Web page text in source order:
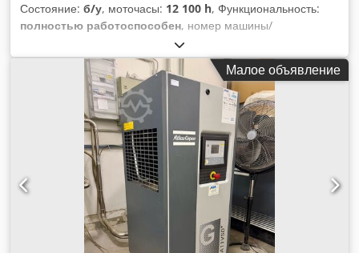
Состояние: б/у, моточасы: 12 100 h, Функциональность:
полностью работоспособен, номер машины/
010460
продажу высокопроизводительный промышленный
компрессор марки Atlas Copco. Оборудование бывшее в
употреблении, регулярно обслуживалось
квалифицированным персоналом и готово к немедленному
использованию. Технические характеристики: Тип: GA37
VSD+ FF (технология VSD+ для максимальной
энергоэффективности) Наработка: 12 100 часов Состояние:
Бывшее в употреблении, в отличном состоянии и готово к
немедленному использованию. Dsdpfjzdqz Dox Afzskr По
предварительной договоренности компрессор можно
осмотреть и проверить в рабочем состоянии на месте, в
городе Киль.
Малое объявление